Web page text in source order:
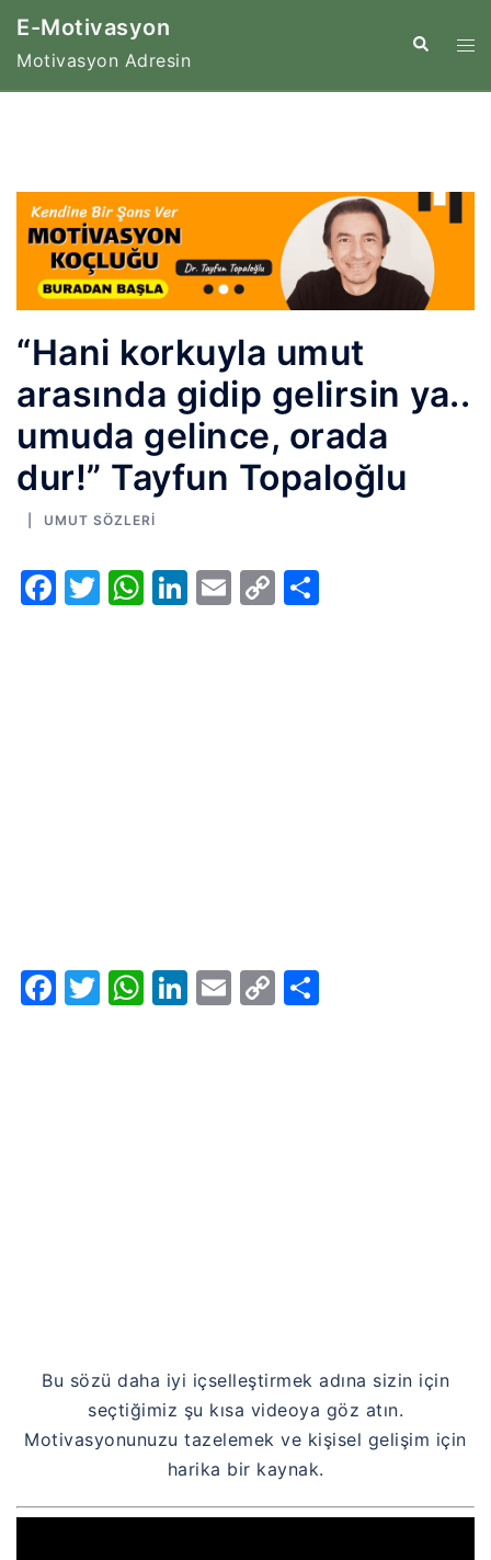
İçeriğe
E-Motivasyon
Motivasyon Adresin
Search
“Hani korkuyla umut
arasında gidip gelirsin ya..
umuda gelince, orada
dur!” Tayfun Topaloğlu
UMUT SÖZLERI
Facebook
Twitter
WhatsApp
LinkedIn
Email
Copy
Facebook
Twitter
WhatsApp
LinkedIn
Email
Copy
Bu sözü daha iyi içselleştirmek adına sizin için
seçtiğimiz şu kısa videoya göz atın.
Motivasyonunuzu tazelemek ve kişisel gelişim için
harika bir kaynak.